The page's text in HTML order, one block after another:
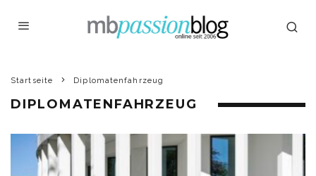
Startseite Diplomatenfahrzeug
DIPLOMATENFAHRZEUG